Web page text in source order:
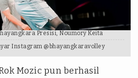
Presisi, Noumory Keita
Instagram @bhayangkaravolley
Mozic pun berhasil